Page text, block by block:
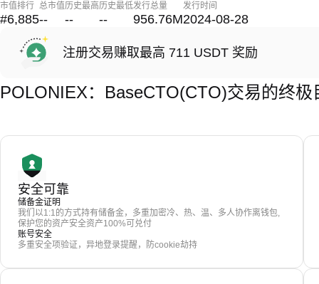
市值排行
#6,885
总市值
--
历史最高
--
历史最低
--
发行总量
956.76M
发行时间
2024-08-28
注册交易赚取最高 711 USDT 奖励
POLONIEX：BaseCTO(CTO)交易的终极
安全可靠
储备金证明
我们以1:1的方式持有储备金，多重加密冷、热、温、多人协作离钱包,
保护您的资产安全资产100%可兑付
账号安全
多重安全项验证，异地登录提醒，防cookie劫持